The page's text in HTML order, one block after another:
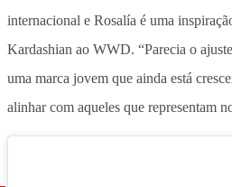
internacional e Rosalía é uma
Kardashian ao WWD. “Parecia o
uma marca jovem que ainda está
alinhar com aqueles que representam